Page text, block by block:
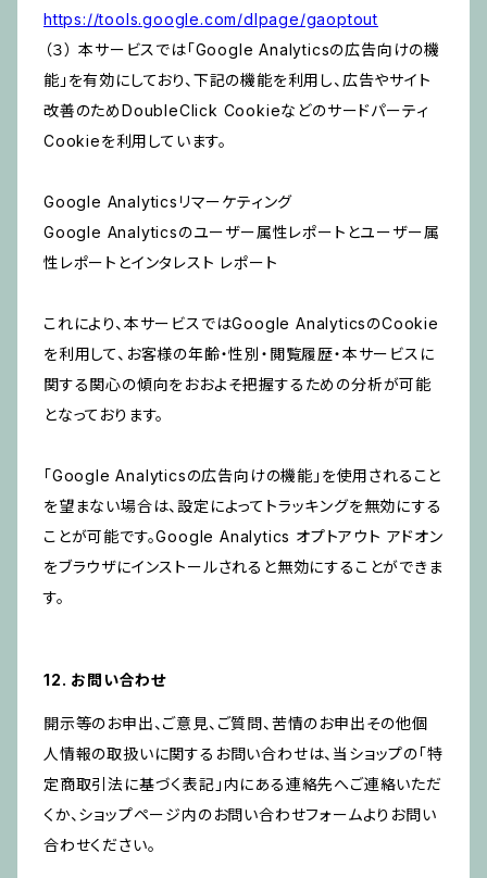
https://tools.google.com/dlpage/gaoptout
（３） 本サービスでは「Google Analyticsの広告向けの機
能」を有効にしており、下記の機能を利用し、広告やサイト
改善のためDoubleClick Cookieなどのサードパーティ
Cookieを利用しています。
Google Analyticsリマーケティング
Google Analyticsのユーザー属性レポートとユーザー属
性レポートとインタレスト レポート
これにより、本サービスではGoogle AnalyticsのCookie
を利用して、お客様の年齢・性別・閲覧履歴・本サービスに
関する関心の傾向をおおよそ把握するための分析が可能
となっております。
「Google Analyticsの広告向けの機能」を使用されること
を望まない場合は、設定によってトラッキングを無効にする
ことが可能です。Google Analytics オプトアウト アドオン
をブラウザにインストールされると無効にすることができま
す。
12. お問い合わせ
開示等のお申出、ご意見、ご質問、苦情のお申出その他個
人情報の取扱いに関するお問い合わせは、当ショップの「特
定商取引法に基づく表記」内にある連絡先へご連絡いただ
くか、ショップページ内のお問い合わせフォームよりお問い
合わせください。